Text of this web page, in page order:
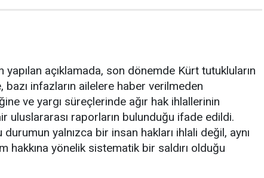
yapılan açıklamada, son dönemde Kürt tutukluların
bazı infazların ailelere haber verilmeden
ve yargı süreçlerinde ağır hak ihlallerinin
uluslararası raporların bulunduğu ifade edildi.
durumun yalnızca bir insan hakları ihlali değil, aynı
hakkına yönelik sistematik bir saldırı olduğu